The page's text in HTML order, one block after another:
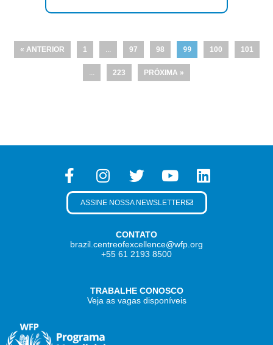
« ANTERIOR 1 97 98 99 100 101
223 PRÓXIMA »
CONTATO
brazil.centreofexcellence@wfp.org
+55 61 2193 8500
TRABALHE CONOSCO
Veja as vagas disponíveis
ASSINE NOSSA NEWSLETTER